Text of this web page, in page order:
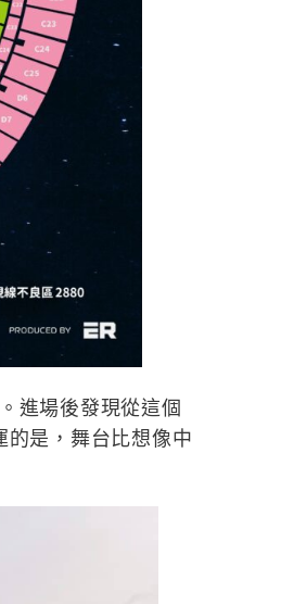
進場後發現從這個
是，舞台比想像中